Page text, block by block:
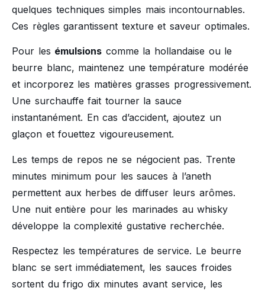
quelques techniques simples mais incontournables.
Ces règles garantissent texture et saveur optimales.
Pour les émulsions comme la hollandaise ou le
beurre blanc, maintenez une température modérée
et incorporez les matières grasses progressivement.
Une surchauffe fait tourner la sauce
instantanément. En cas d’accident, ajoutez un
glaçon et fouettez vigoureusement.
Les temps de repos ne se négocient pas. Trente
minutes minimum pour les sauces à l’aneth
permettent aux herbes de diffuser leurs arômes.
Une nuit entière pour les marinades au whisky
développe la complexité gustative recherchée.
Respectez les températures de service. Le beurre
blanc se sert immédiatement, les sauces froides
sortent du frigo dix minutes avant service, les